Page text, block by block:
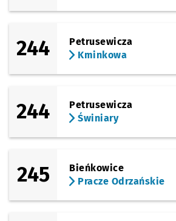
244
Petrusewicza
Kminkowa
244
Petrusewicza
Świniary
245
Bieńkowice
Pracze Odrzańskie